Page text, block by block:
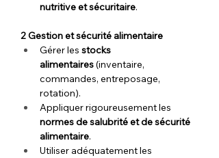
nutritive et sécuritaire.
2 Gestion et sécurité alimentaire
Gérer les stocks
alimentaires (inventaire,
commandes, entreposage,
rotation).
Appliquer rigoureusement les
normes de salubrité et de sécurité
alimentaire.
Utiliser adéquatement les